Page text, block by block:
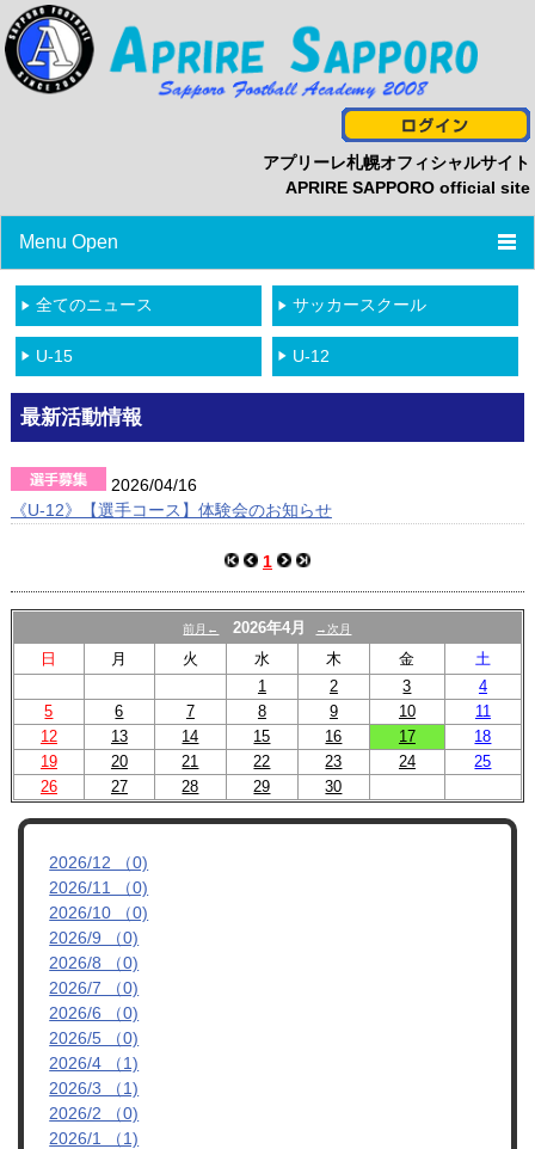
アプリーレ札幌オフィシャルサイト
APRIRE SAPPORO official site
Menu Open
TOP
ニュース
プロフィール
スタッフ/選手一覧
スケジュール
全てのニュース サッカースクール
U-15 U-12
最新活動情報
2026/04/16
《U-12》【選手コース】体験会のお知らせ
1
前月← 2026年4月 →次月
日 月 火 水 木 金
土
1
2 3
4
5
6 7 8 9 10
11
12
13 14 15 16 17
18
19
20 21 22 23 24
25
26
27 28 29 30
2026/12 （0)
2026/11 （0)
2026/10 （0)
2026/9 （0)
2026/8 （0)
2026/7 （0)
2026/6 （0)
2026/5 （0)
2026/4 （1)
2026/3 （1)
2026/2 （0)
2026/1 （1)